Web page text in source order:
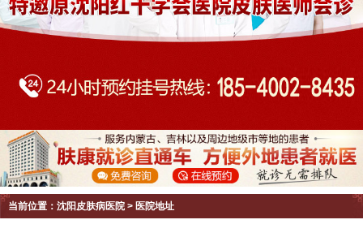
当前位置： 沈阳皮肤病医院> 医院地址